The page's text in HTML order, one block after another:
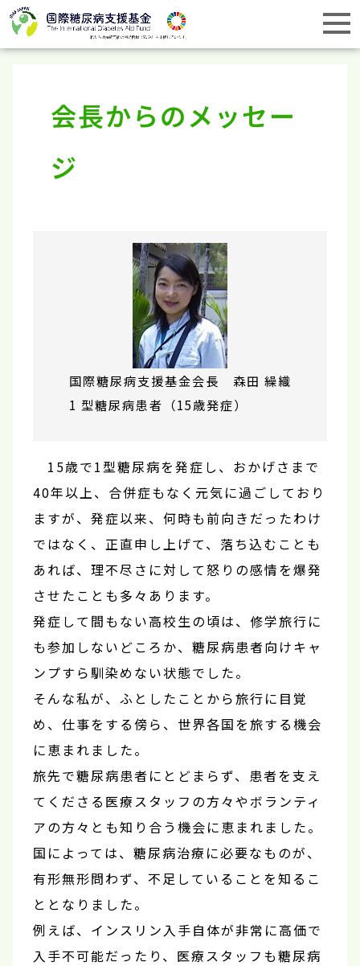
会長からのメッセー
ジ
国際糖尿病支援基金会長 森田 繰織
1 型糖尿病患者（15歳発症）
15歳で1型糖尿病を発症し、おかげさまで
40年以上、合併症もなく元気に過ごしており
ますが、発症以来、何時も前向きだったわけ
ではなく、正直申し上げて、落ち込むことも
あれば、理不尽さに対して怒りの感情を爆発
させたことも多々あります。
発症して間もない高校生の頃は、修学旅行に
も参加しないどころか、糖尿病患者向けキャ
ンプすら馴染めない状態でした。
そんな私が、ふとしたことから旅行に目覚
め、仕事をする傍ら、世界各国を旅する機会
に恵まれました。
旅先で糖尿病患者にとどまらず、患者を支え
てくださる医療スタッフの方々やボランティ
アの方々とも知り合う機会に恵まれました。
国によっては、糖尿病治療に必要なものが、
有形無形問わず、不足していることを知るこ
ととなりました。
例えば、インスリン入手自体が非常に高価で
入手不可能だったり、医療スタッフも糖尿病